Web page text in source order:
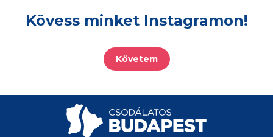
Kövess minket Instagramon!
Követem